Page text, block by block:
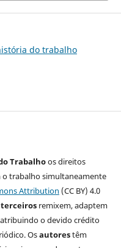
do trabalho
Trabalhoos direitos
o trabalho simultaneamente
Attribution (CC BY) 4.0
terceirosremixem, adaptem
o devido crédito
Osautorestêm